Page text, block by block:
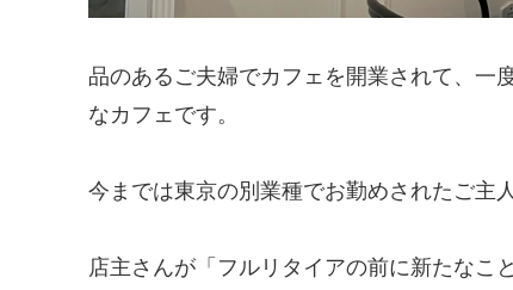
品のあるご夫婦でカフェを開業されて、一
なカフェです。
今までは東京の別業種でお勤めされたご主
店主さんが「フルリタイアの前に新たなこ